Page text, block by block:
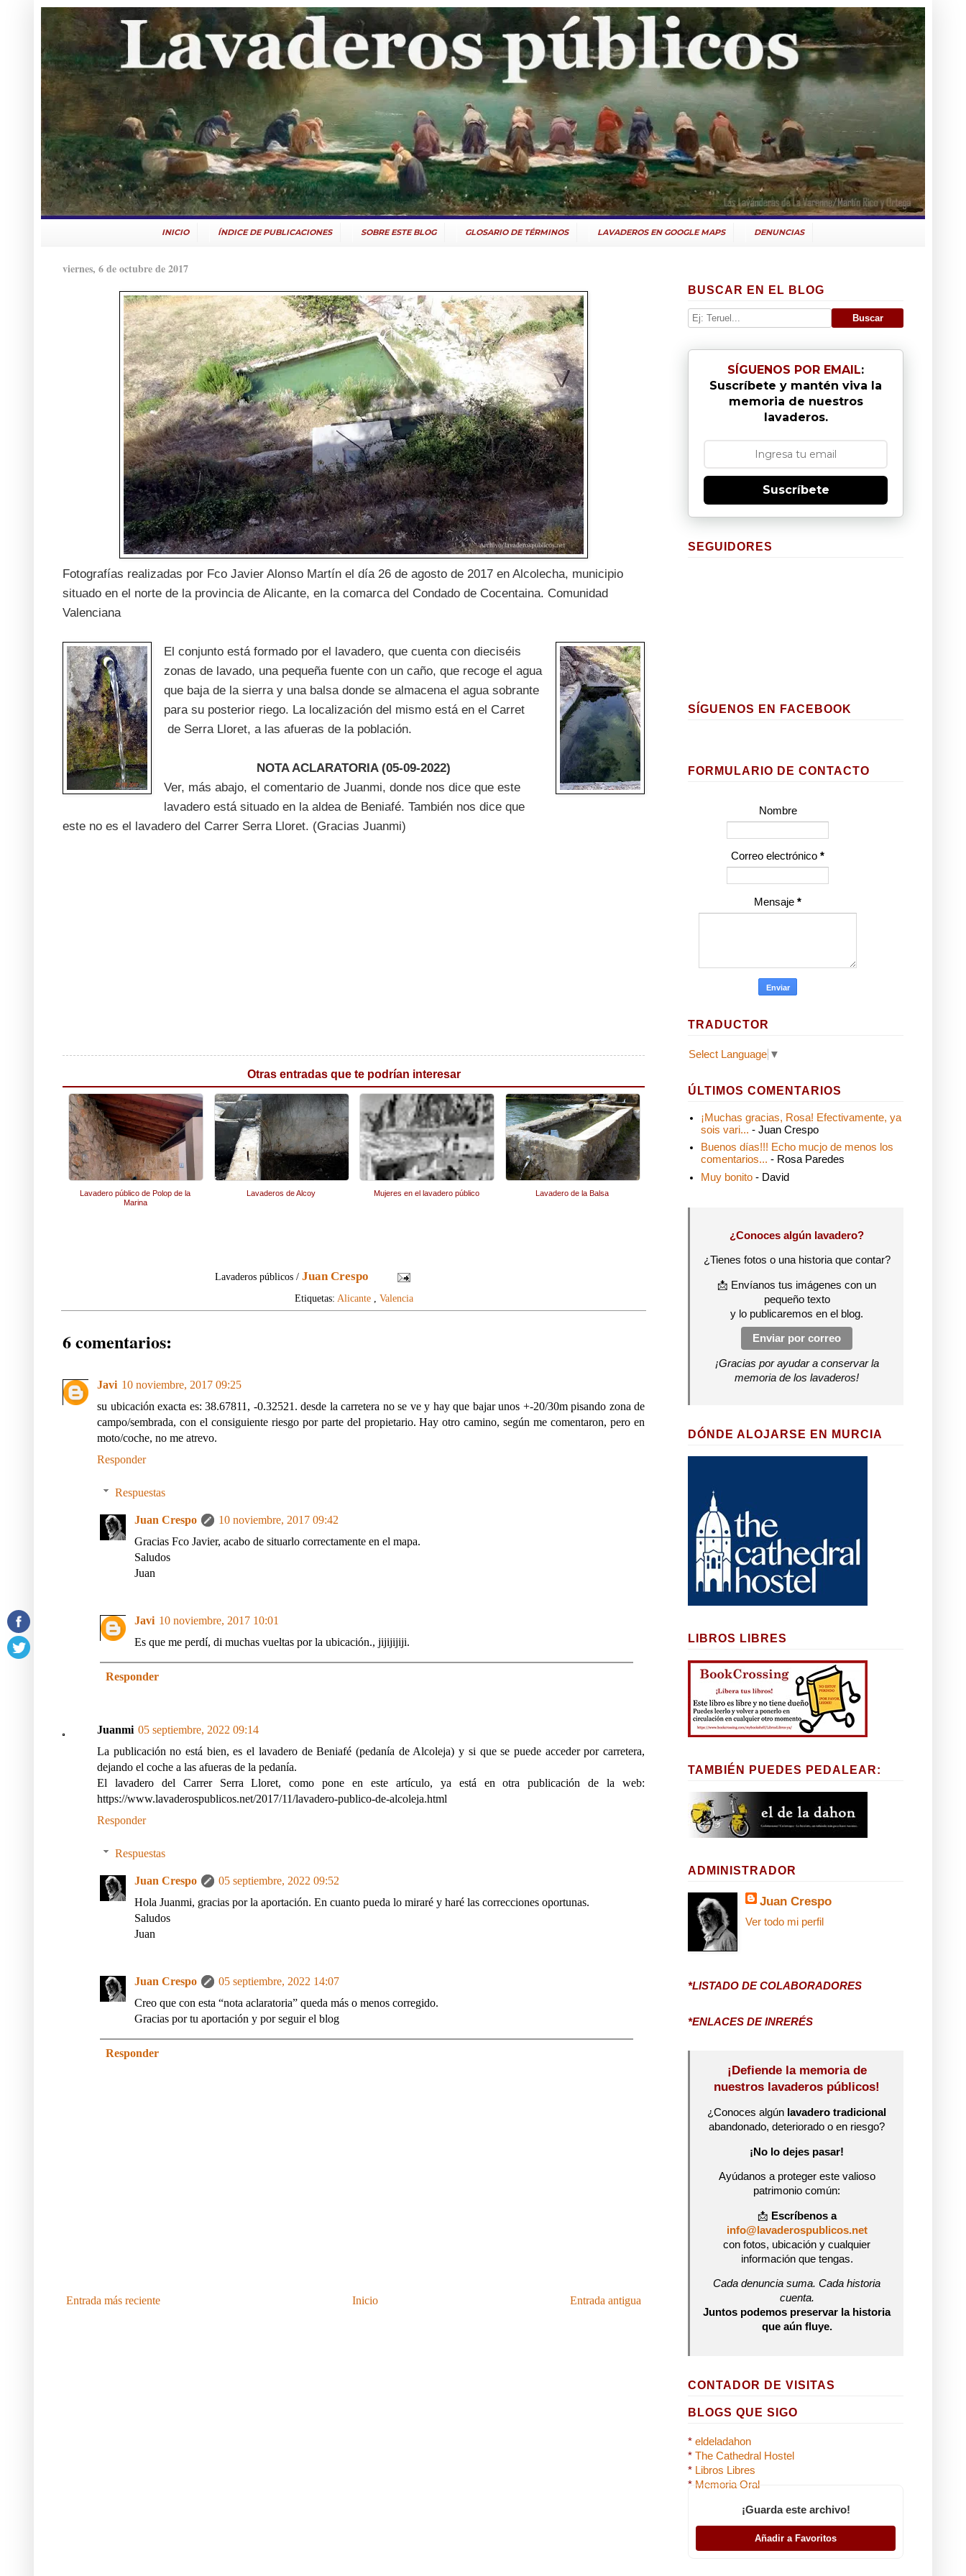
INICIO ÍNDICE DE PUBLICACIONES SOBRE ESTE BLOG GLOSARIO DE TÉRMINOS LAVADEROS EN GOOGLE MAPS DENUNCIAS
viernes, 6 de octubre de 2017
Fotografías realizadas por Fco Javier Alonso Martín el día 26 de agosto de 2017 en Alcolecha, municipio
situado en el norte de la provincia de Alicante, en la comarca del Condado de Cocentaina. Comunidad
Valenciana
El conjunto está formado por el lavadero, que cuenta con dieciséis
zonas de lavado, una pequeña fuente con un caño, que recoge el agua
que baja de la sierra y una balsa donde se almacena el agua sobrante
para su posterior riego. La localización del mismo está en el Carret
de Serra Lloret, a las afueras de la población.
NOTA ACLARATORIA (05-09-2022)
Ver, más abajo, el comentario de Juanmi, donde nos dice que este
lavadero está situado en la aldea de Beniafé. También nos dice que
este no es el lavadero del Carrer Serra Lloret. (Gracias Juanmi)
Otras entradas que te podrían interesar
Lavadero público de Polop de la
Marina
Lavaderos de Alcoy Mujeres en el lavadero público Lavadero de la Balsa
Lavaderos públicos /Juan Crespo
Etiquetas: Alicante, Valencia
6 comentarios:
Javi 10 noviembre, 2017 09:25
su ubicación exacta es: 38.67811, -0.32521. desde la carretera no se ve y hay que bajar unos +-20/30m pisando zona de
campo/sembrada, con el consiguiente riesgo por parte del propietario. Hay otro camino, según me comentaron, pero en
moto/coche, no me atrevo.
Responder
Respuestas
Juan Crespo
10 noviembre, 2017 09:42
Gracias Fco Javier, acabo de situarlo correctamente en el mapa.
Saludos
Juan
Javi 10 noviembre, 2017 10:01
Es que me perdí, di muchas vueltas por la ubicación., jijijijiji.
Responder
Juanmi 05 septiembre, 2022 09:14
La publicación no está bien, es el lavadero de Beniafé (pedanía de Alcoleja) y si que se puede acceder por carretera,
dejando el coche a las afueras de la pedanía.
El lavadero del Carrer Serra Lloret, como pone en este artículo, ya está en otra publicación de la web:
https://www.lavaderospublicos.net/2017/11/lavadero-publico-de-alcoleja.html
Responder
Respuestas
Juan Crespo
05 septiembre, 2022 09:52
Hola Juanmi, gracias por la aportación. En cuanto pueda lo miraré y haré las correcciones oportunas.
Saludos
Juan
Juan Crespo
05 septiembre, 2022 14:07
Creo que con esta “nota aclaratoria” queda más o menos corregido.
Gracias por tu aportación y por seguir el blog
Responder
Entrada más reciente Entrada antigua
Inicio
BUSCAR EN EL BLOG
SÍGUENOS POR EMAIL:
Suscríbete y mantén viva la
memoria de nuestros
lavaderos.
Suscríbete
SEGUIDORES
SÍGUENOS EN FACEBOOK
FORMULARIO DE CONTACTO
Nombre
Correo electrónico *
Mensaje *
TRADUCTOR
Select Language ▼
ÚLTIMOS COMENTARIOS
¡Muchas gracias, Rosa! Efectivamente, ya
sois vari... - Juan Crespo
Buenos días!!! Echo mucjo de menos los
comentarios... - Rosa Paredes
Muy bonito - David
¿Conoces algún lavadero?
¿Tienes fotos o una historia que contar?
📩 Envíanos tus imágenes con un
pequeño texto
y lo publicaremos en el blog.
Enviar por correo
¡Gracias por ayudar a conservar la
memoria de los lavaderos!
DÓNDE ALOJARSE EN MURCIA
LIBROS LIBRES
TAMBIÉN PUEDES PEDALEAR:
ADMINISTRADOR
Juan Crespo
Ver todo mi perfil
*LISTADO DE COLABORADORES
*ENLACES DE INRERÉS
¡Defiende la memoria de
nuestros lavaderos públicos!
¿Conoces algún lavadero tradicional
abandonado, deteriorado o en riesgo?
¡No lo dejes pasar!
Ayúdanos a proteger este valioso
patrimonio común:
📩 Escríbenos a
info@lavaderospublicos.net
con fotos, ubicación y cualquier
información que tengas.
Cada denuncia suma. Cada historia
cuenta.
Juntos podemos preservar la historia
que aún fluye.
CONTADOR DE VISITAS
BLOGS QUE SIGO
* eldeladahon
* The Cathedral Hostel
* Libros Libres
* Memoria Oral
¡Guarda este archivo!
Añadir a Favoritos